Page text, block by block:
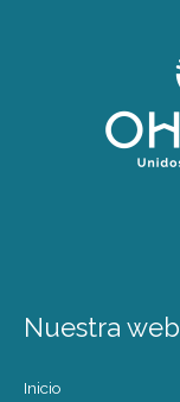
Nuestra web
Inicio